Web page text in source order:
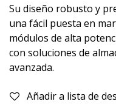
Su diseño robusto y
una fácil puesta en
módulos de alta
con soluciones de
avanzada.
Añadir a lista de